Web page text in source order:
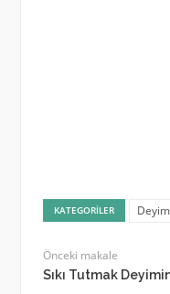
KATEGORILER
Önceki makale
Sıkı Tutmak